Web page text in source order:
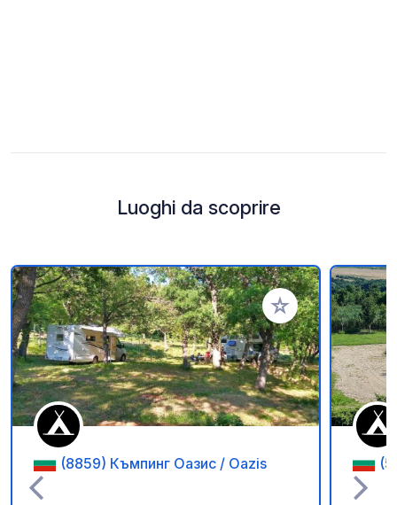
Luoghi da scoprire
Aggiungi ai tuoi
(8859) Къмпинг Оазис / Oazis